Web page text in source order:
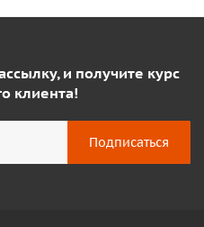
и получите курс
клиента!